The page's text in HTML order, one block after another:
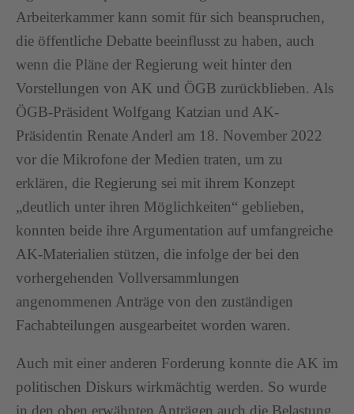
Arbeiterkammer kann somit für sich beanspruchen,
die öffentliche Debatte beeinflusst zu haben, auch
wenn die Pläne der Regierung weit hinter den
Vorstellungen von AK und ÖGB zurückblieben. Als
ÖGB-Präsident Wolfgang Katzian und AK-
Präsidentin Renate Anderl am 18. November 2022
vor die Mikrofone der Medien traten, um zu
erklären, die Regierung sei mit ihrem Konzept
„deutlich unter ihren Möglichkeiten“ geblieben,
konnten beide ihre Argumentation auf umfangreiche
AK-Materialien stützen, die infolge der bei den
vorhergehenden Vollversammlungen
angenommenen Anträge von den zuständigen
Fachabteilungen ausgearbeitet worden waren.
Auch mit einer anderen Forderung konnte die AK im
politischen Diskurs wirkmächtig werden. So wurde